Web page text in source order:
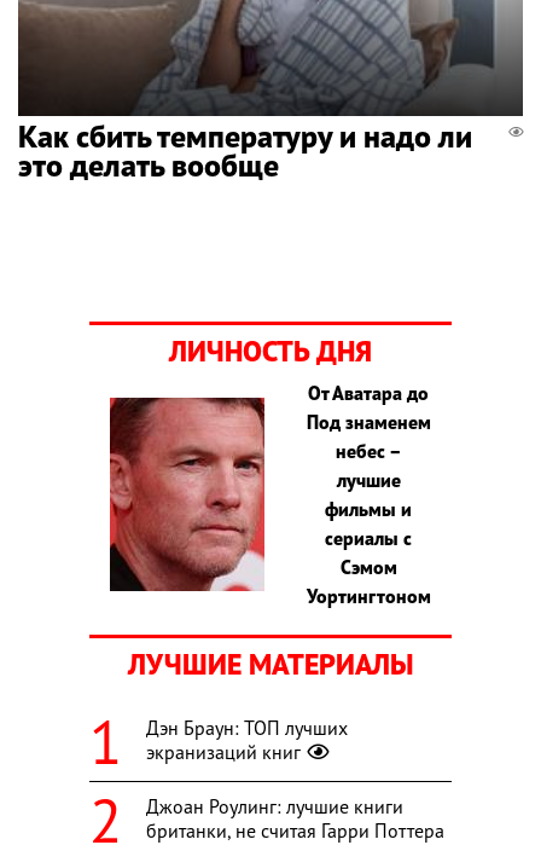
Как сбить температуру и надо ли
это делать вообще
ЛИЧНОСТЬ ДНЯ
От Аватара до
Под знаменем
небес –
лучшие
фильмы и
сериалы с
Сэмом
Уортингтоном
ЛУЧШИЕ МАТЕРИАЛЫ
Дэн Браун: ТОП лучших
экранизаций книг
Джоан Роулинг: лучшие книги
британки, не считая Гарри Поттера